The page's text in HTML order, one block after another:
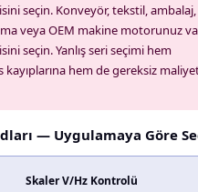
seçin. Konveyör, tekstil, ambalaj,
veya OEM makine motorunuz
seçin. Yanlış seri seçimi hem
kayıplarına hem de gereksiz
— Uygulamaya Göre
Skaler V/Hz Kontrolü